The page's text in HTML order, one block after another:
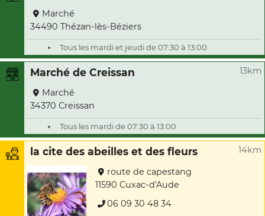
Marché
34490 Thézan-lès-Béziers
Tous les mardi et jeudi de 07:30 à 13:00
Marché de Creissan 13km
Marché
34370 Creissan
Tous les mardi de 07:30 à 13:00
la cite des abeilles et des fleurs 14km
route de capestang
11590 Cuxac-d'Aude
06 09 30 48 34